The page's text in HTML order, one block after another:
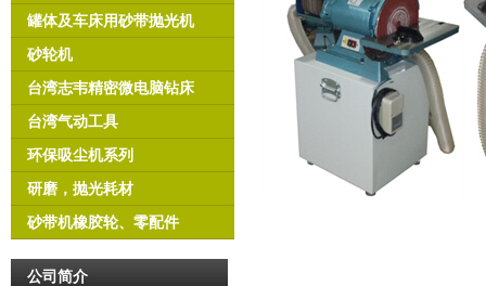
罐体及车床用砂带抛光机
砂轮机
台湾志韦精密微电脑钻床
台湾气动工具
环保吸尘机系列
研磨，抛光耗材
砂带机橡胶轮、零配件
公司简介